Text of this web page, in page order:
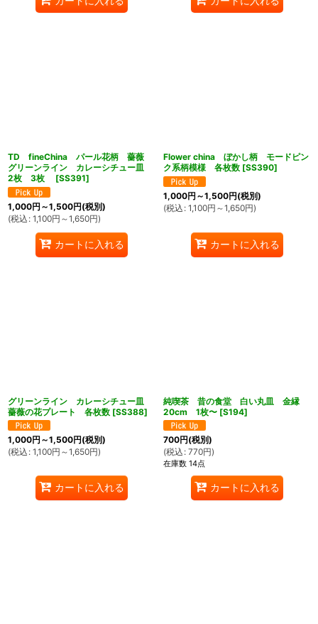
TD fineChina パール花柄 薔薇
グリーンライン カレーシチュー皿
2枚 3枚
[SS391]
1,000円 ～1,500円(税別)
(税込 : 1,100円 ～1,650円)
カートに入れる
Flower china ぼかし柄 モードピン
ク系柄模様 各枚数 [SS390]
1,000円 ～1,500円(税別)
(税込 : 1,100円 ～1,650円)
カートに入れる
グリーンライン カレーシチュー皿
薔薇の花プレート 各枚数 [SS388]
1,000円 ～1,500円(税別)
(税込 : 1,100円 ～1,650円)
カートに入れる
純喫茶 昔の食堂 白い丸皿 金縁
20cm 1枚〜 [S194]
700円(税別)
(税込 : 770円)
在庫数 14点
カートに入れる